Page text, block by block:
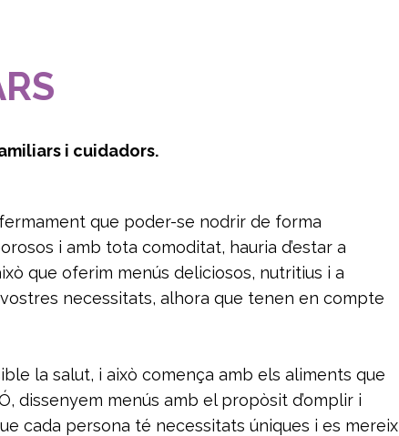
i cuidadors.
fermament que poder-se nodrir de forma
i amb tota comoditat, hauria d’estar a
que oferim menús deliciosos, nutritius i a
necessitats, alhora que tenen en compte
la salut, i això comença amb els aliments que
dissenyem menús amb el propòsit d’omplir i
cada persona té necessitats úniques i es mereix